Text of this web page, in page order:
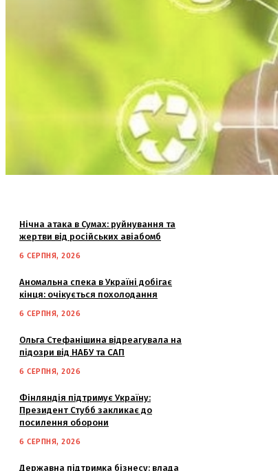
Нічна атака в Сумах: руйнування та
жертви від російських авіабомб
6 СЕРПНЯ, 2026
Аномальна спека в Україні добігає
кінця: очікується похолодання
6 СЕРПНЯ, 2026
Ольга Стефанішина відреагувала на
підозри від НАБУ та САП
6 СЕРПНЯ, 2026
Фінляндія підтримує Україну:
Президент Стубб закликає до
посилення оборони
6 СЕРПНЯ, 2026
Державна підтримка бізнесу: влада